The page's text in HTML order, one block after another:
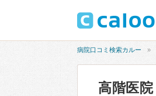
病院口コミ検索カルー
高階医院